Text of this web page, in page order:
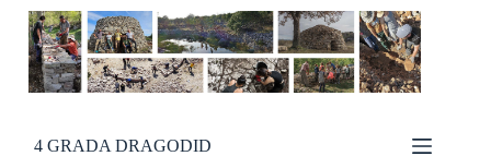
Skip
content
4 GRADA DRAGODID